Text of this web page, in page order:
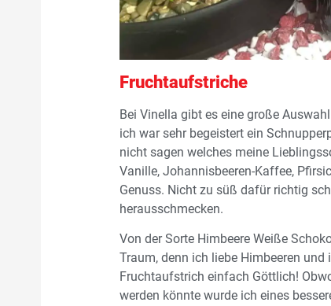
Fruchtaufstriche
Bei Vinella gibt es eine große
ich war sehr begeistert ein
nicht sagen welches meine
Vanille, Johannisbeeren-Kaffee,
Genuss. Nicht zu süß dafür richtig
herausschmecken.
Von der Sorte Himbeere Weiße
Traum, denn ich liebe Himbeeren
Fruchtaufstrich einfach Göttlich!
werden könnte wurde ich eines